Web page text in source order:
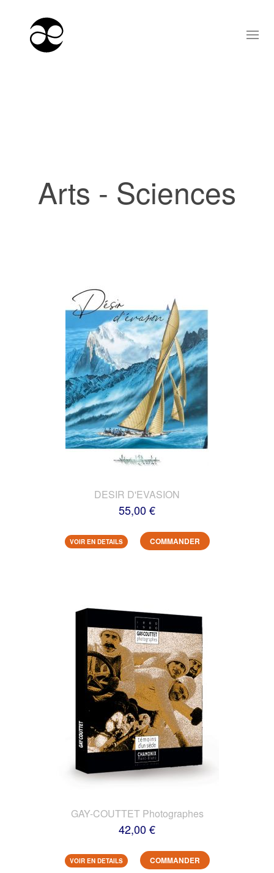
Arts - Sciences
DESIR D'EVASION
55,00 €
VOIR EN DETAILS COMMANDER
GAY-COUTTET Photographes
42,00 €
VOIR EN DETAILS COMMANDER